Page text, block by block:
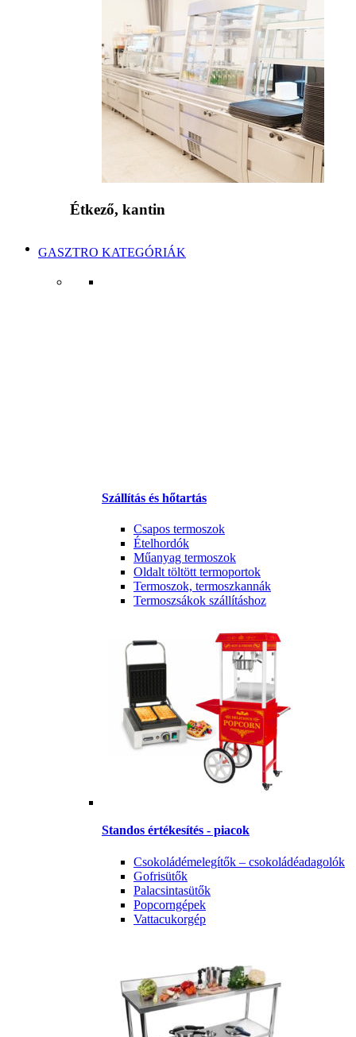
Étkező, kantin
GASZTRO KATEGÓRIÁK
Szállítás és hőtartás
Csapos termoszok
Ételhordók
Műanyag termoszok
Oldalt töltött termoportok
Termoszok, termoszkannák
Termoszsákok szállításhoz
Standos értékesítés - piacok
Csokoládémelegítők – csokoládéadagolók
Gofrisütők
Palacsintasütők
Popcorngépek
Vattacukorgép